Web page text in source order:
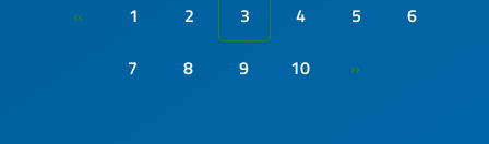
« 1 2 3 4 5
6
7
8 9 10 »